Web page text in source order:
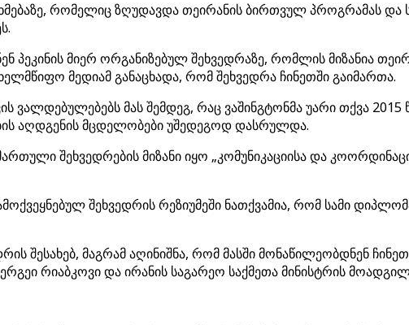
რომელიც ზღუდავდა თეირანის ბირთვულ პროგრამას და
პეკინის მიერ ორგანიზებულ შეხვედრაზე, რომლის მიზანია
მედიამ განაცხადა, რომ შეხვედრა ჩინეთში გაიმართა.
ვალდებულებებს მას შემდეგ, რაც ვაშინგტონმა უარი თქვა 2015
აღდგენის მცდელობები უშედეგოდ დასრულდა.
შეხვედრების მიზანი იყო „კომუნიკაციისა და
შეხვედრის რეზიუმეში ნათქვამია, რომ სამი
შესახებ, მაგრამ აღინიშნა, რომ მასში მონაწილეობდნენ
რიაბკოვი და ირანის საგარეო საქმეთა მინისტრის